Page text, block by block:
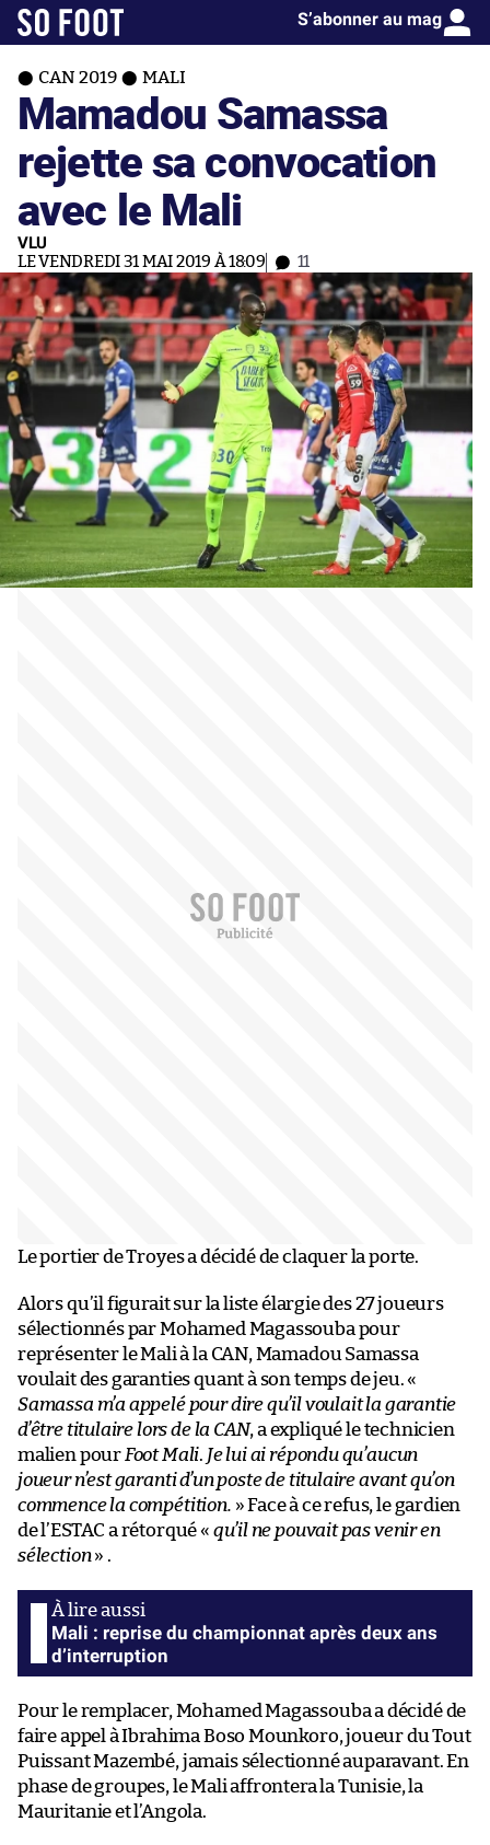
S’abonner au mag
CAN 2019 MALI
Mamadou Samassa
rejette sa convocation
avec le Mali
VLU
LE VENDREDI 31 MAI 2019 À 18:09 11
Le portier de Troyes a décidé de claquer la porte.
Alors qu’il figurait sur la liste élargie des 27 joueurs
sélectionnés par Mohamed Magassouba pour
représenter le Mali à la CAN, Mamadou Samassa
voulait des garanties quant à son temps de jeu. «
Samassa m’a appelé pour dire qu’il voulait la garantie
d’être titulaire lors de la CAN, a expliqué le technicien
malien pour Foot Mali. Je lui ai répondu qu’aucun
joueur n’est garanti d’un poste de titulaire avant qu’on
commence la compétition. » Face à ce refus, le gardien
de l’ESTAC a rétorqué « qu’il ne pouvait pas venir en
sélection» .
Mali : reprise du championnat après deux ans
d’interruption
Pour le remplacer, Mohamed Magassouba a décidé de
faire appel à Ibrahima Boso Mounkoro, joueur du Tout
Puissant Mazembé, jamais sélectionné auparavant. En
phase de groupes, le Mali affrontera la Tunisie, la
Mauritanie et l’Angola.